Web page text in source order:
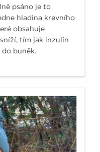
psáno je to
hladina krevního
obsahuje
tím jak inzulín
buněk.